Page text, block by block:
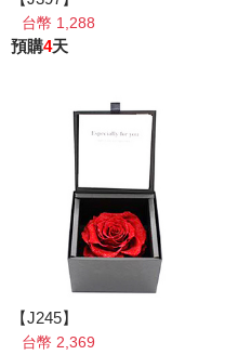
台幣 1,288
預購4天
【J245】
台幣 2,369